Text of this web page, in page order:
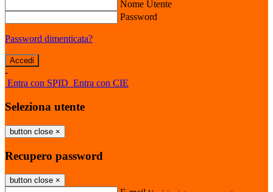
Nome Utente
Password
Password dimenticata?
-
Entra con SPID Entra con CIE
Seleziona utente
button close ×
Recupero password
button close ×